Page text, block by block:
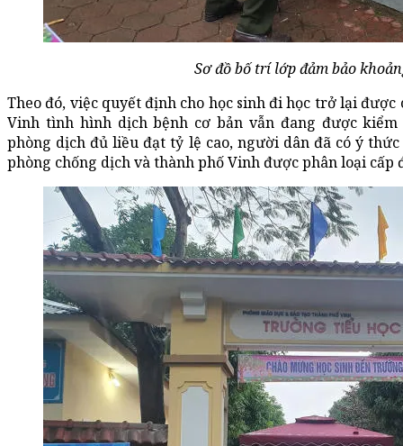
Sơ đồ bố trí lớp đảm bảo
Theo đó, việc quyết định cho học sinh đi học trở lại
Vinh tình hình dịch bệnh cơ bản vẫn đang được
phòng dịch đủ liều đạt tỷ lệ cao, người dân đã có ý
phòng chống dịch và thành phố Vinh được phân loại cấp